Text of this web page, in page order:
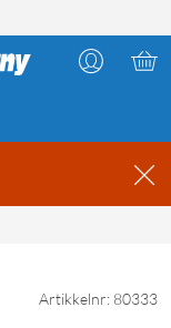
Artikkelnr: 80333